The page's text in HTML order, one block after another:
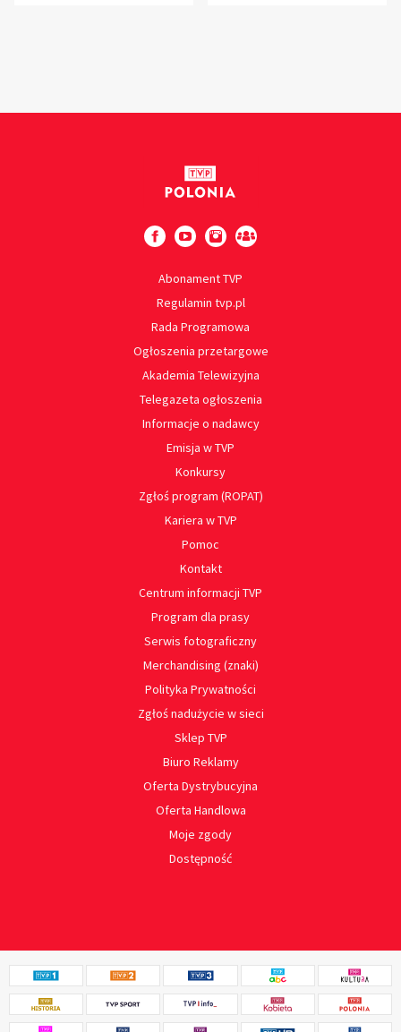
Abonament TVP
Regulamin tvp.pl
Rada Programowa
Ogłoszenia przetargowe
Akademia Telewizyjna
Telegazeta ogłoszenia
Informacje o nadawcy
Emisja w TVP
Konkursy
Zgłoś program (ROPAT)
Kariera w TVP
Pomoc
Kontakt
Centrum informacji TVP
Program dla prasy
Serwis fotograficzny
Merchandising (znaki)
Polityka Prywatności
Zgłoś nadużycie w sieci
Sklep TVP
Biuro Reklamy
Oferta Dystrybucyjna
Oferta Handlowa
Moje zgody
Dostępność